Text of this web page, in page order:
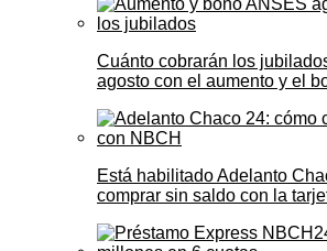
Cuánto cobrarán los
agosto con el aumento y el
Está habilitado Adelanto
comprar sin saldo con la